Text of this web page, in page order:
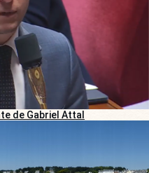
de Gabriel Attal